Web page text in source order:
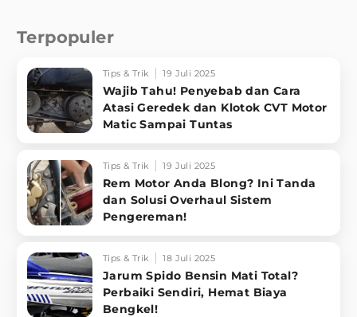
Terpopuler
Tips & Trik 19 Juli 2025
Wajib Tahu! Penyebab dan Cara
Atasi Geredek dan Klotok CVT Motor
Matic Sampai Tuntas
Tips & Trik 19 Juli 2025
Rem Motor Anda Blong? Ini Tanda
dan Solusi Overhaul Sistem
Pengereman!
Tips & Trik 18 Juli 2025
Jarum Spido Bensin Mati Total?
Perbaiki Sendiri, Hemat Biaya
Bengkel!